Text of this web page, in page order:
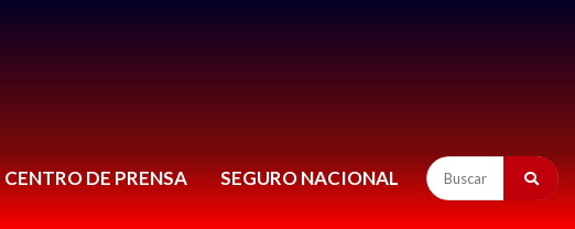
CENTRO DE PRENSA SEGURO NACIONAL